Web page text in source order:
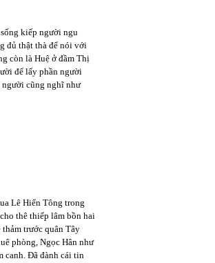
kiếp người ngu
đủ thật thà để nói với
còn là Huệ ở đầm Thị
để lấy phần người
người cũng nghĩ như
Lê Hiển Tông trong
thê thiếp lâm bồn hai
trước quân Tây
phòng, Ngọc Hân như
canh. Đã đành cái tin